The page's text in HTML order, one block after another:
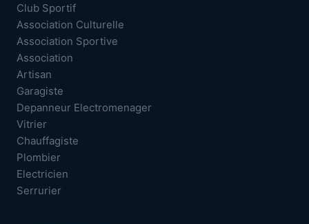
Club Sportif
Association Culturelle
Association Sportive
Association
Artisan
Garagiste
Depanneur Electromenager
Vitrier
Chauffagiste
Plombier
Electricien
Serrurier